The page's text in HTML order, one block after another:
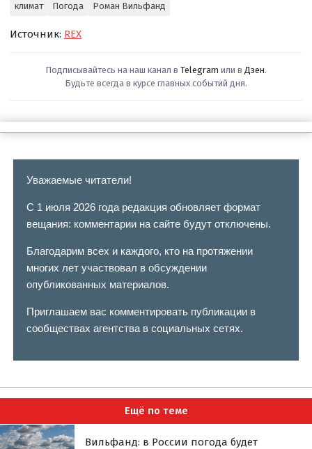
климат Погода Роман Вильфанд
Источник: REX
Подписывайтесь на наш канал в Telegram или в Дзен.
Будьте всегда в курсе главных событий дня.
Уважаемые читатели!
С 1 июля 2026 года редакция обновляет формат
вещания: комментарии на сайте будут отключены.
Благодарим всех и каждого, кто на протяжении
многих лет участвовал в обсуждении
опубликованных материалов.
Приглашаем вас комментировать публикации в
сообществах агентства в социальных сетях.
Ещё по теме
Вильфанд: в России погода будет